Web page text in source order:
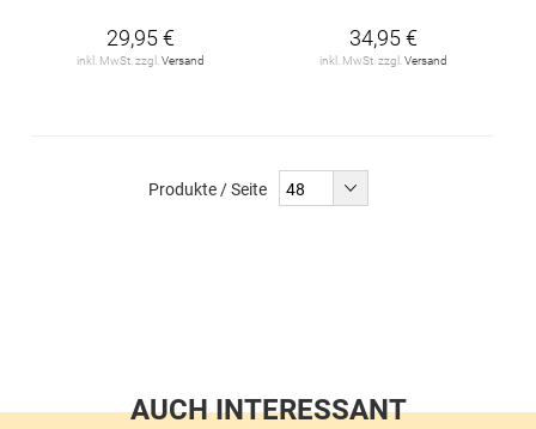
29,95 €
inkl. MwSt. zzgl. Versand
34,95 €
inkl. MwSt. zzgl. Versand
Produkte / Seite
AUCH INTERESSANT